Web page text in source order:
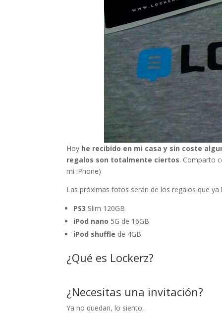
Hoy he recibido en mi casa y sin coste
regalos son totalmente ciertos. Comparto
mi iPhone)
Las próximas fotos serán de los regalos que ya
PS3 Slim 120GB
iPod nano 5G de 16GB
iPod shuffle de 4GB
¿Qué es Lockerz?
¿Necesitas una invitación?
Ya no quedan, lo siento.